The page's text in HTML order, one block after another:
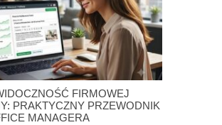
FIRMOWEJ
PRAKTYCZNY PRZEWODNIK
MANAGERA